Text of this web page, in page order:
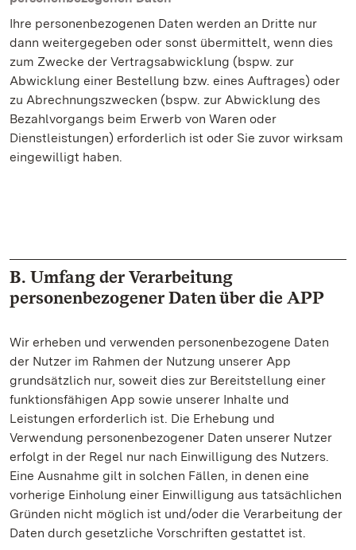
Ihre personenbezogenen Daten werden an Dritte nur
dann weitergegeben oder sonst übermittelt, wenn dies
zum Zwecke der Vertragsabwicklung (bspw. zur
Abwicklung einer Bestellung bzw. eines Auftrages) oder
zu Abrechnungszwecken (bspw. zur Abwicklung des
Bezahlvorgangs beim Erwerb von Waren oder
Dienstleistungen) erforderlich ist oder Sie zuvor wirksam
eingewilligt haben.
B. Umfang der Verarbeitung
personenbezogener Daten über die APP
Wir erheben und verwenden personenbezogene Daten
der Nutzer im Rahmen der Nutzung unserer App
grundsätzlich nur, soweit dies zur Bereitstellung einer
funktionsfähigen App sowie unserer Inhalte und
Leistungen erforderlich ist. Die Erhebung und
Verwendung personenbezogener Daten unserer Nutzer
erfolgt in der Regel nur nach Einwilligung des Nutzers.
Eine Ausnahme gilt in solchen Fällen, in denen eine
vorherige Einholung einer Einwilligung aus tatsächlichen
Gründen nicht möglich ist und/oder die Verarbeitung der
Daten durch gesetzliche Vorschriften gestattet ist.